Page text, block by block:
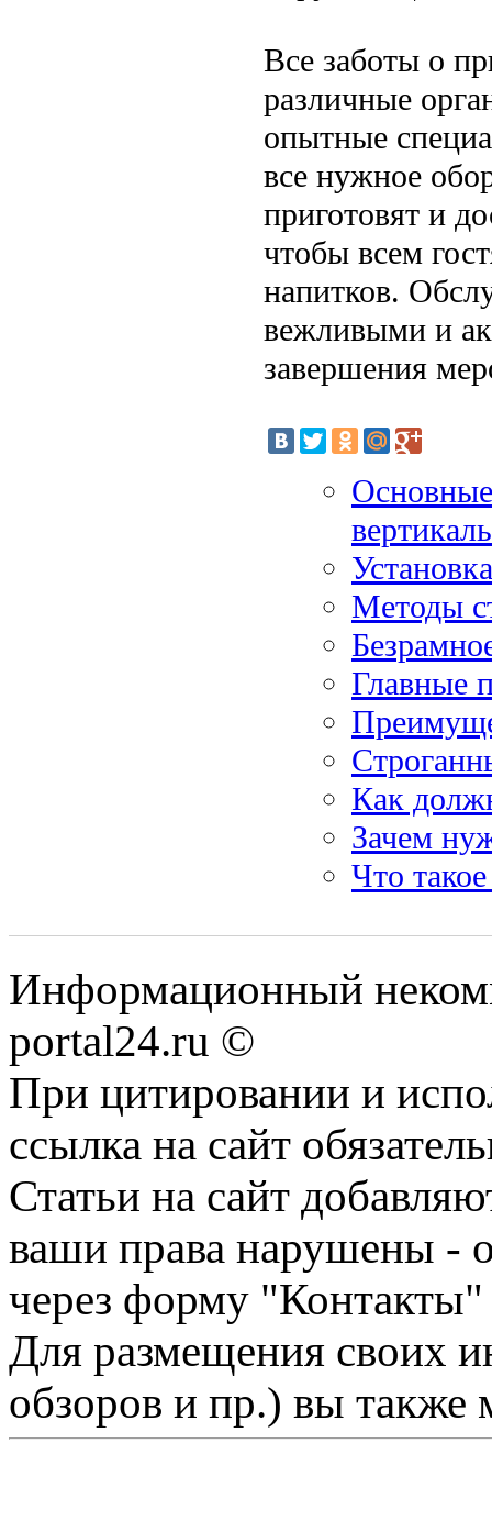
Все заботы о
различные
опытные
все нужное
приготовят и
чтобы всем
напитков.
вежливыми и
завершения
Методы
Главные
Как
Зачем
Что
Информационный
portal24.ru ©
При цитировании и
ссылка на сайт
Статьи на сайт
ваши права нарушены -
через форму "Контакты"
Для размещения своих
обзоров и пр.) вы также